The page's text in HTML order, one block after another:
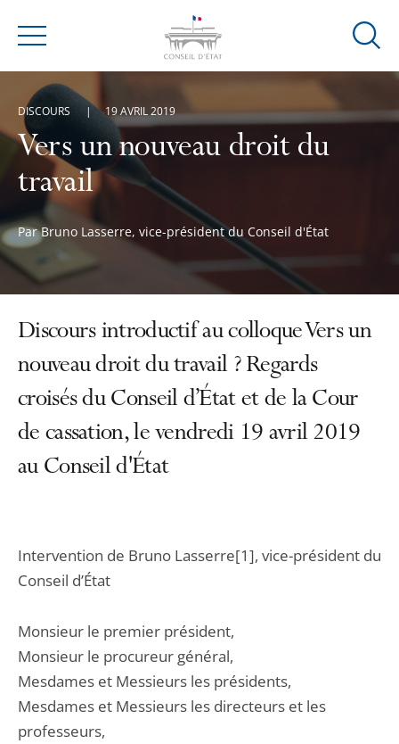
Menu
Ouvrir
de
Vers un nouveau droit du
travail
Par Bruno Lasserre, vice-président du Conseil d'État
DISCOURS 19 AVRIL 2019
Discours introductif au colloque Vers un
nouveau droit du travail ? Regards
croisés du Conseil d’État et de la Cour
de cassation, le vendredi 19 avril 2019
au Conseil d'État
Intervention de Bruno Lasserre[1], vice-président du
Conseil d’État
Monsieur le premier président,
Monsieur le procureur général,
Mesdames et Messieurs les présidents,
Mesdames et Messieurs les directeurs et les
professeurs,